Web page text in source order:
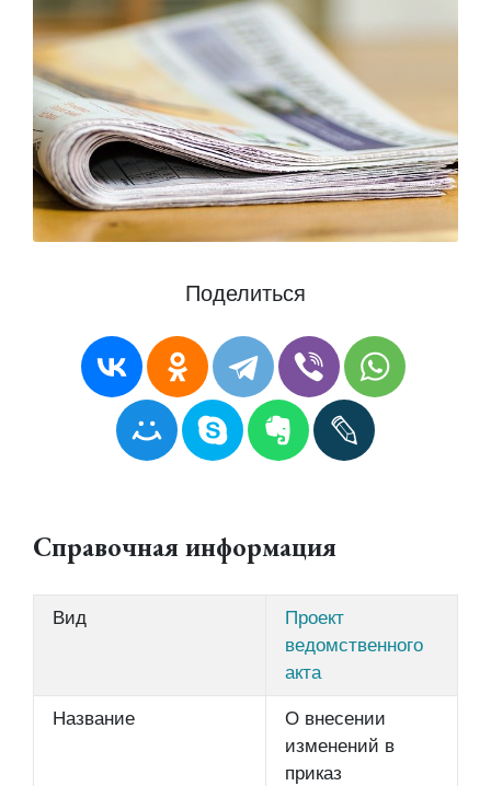
Поделиться
Справочная информация
Вид
Проект
ведомственного
акта
Название
О внесении
изменений в
приказ